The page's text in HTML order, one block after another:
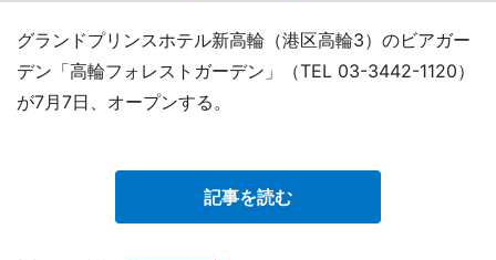
グランドプリンスホテル新高輪（港区高輪3）のビアガー
デン「高輪フォレストガーデン」（TEL 03-3442-1120）
が7月7日、オープンする。
記事を読む